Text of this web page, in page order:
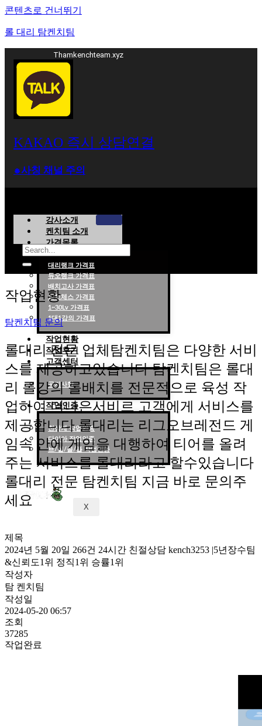
콘텐츠로 건너뛰기
롤 대리 탐켄치팀
Thamkenchteam.xyz
KAKAO 즉시 상담연결
⁕사칭 채널 주의
강사소개
켄치팀 소개
가격목록
대리랭크 가격표
듀오랭크 가격표
배치고사 가격표
롤토체스 가격표
1~30Lv 가격표
1대1강의 가격표
작업현황
작업후기
고객센터
공지사항
작업인증
천상계 작업인증
다이아 작업인증
브/실/골/플 작업인증
X
작업현황
탐켄치팀 문의
롤대리 전문 업체탐켄치팀은 다양한 서비
스를 제공하고있습니다 탐켄치팀은 롤대
리 롤강의 롤배치를 전문적으로 육성 작
업하여 더나은서비르 고객에게 서비스를
제공합니다 롤대리는 리그오브레전드 게
임속 안에 게임을 대행하여 티어를 올려
주는 서비스를 롤대리라고 할수있습니다
롤대리 전문 탐켄치팀 지금 바로 문의주
세요
제목
2024년 5월 20일 266건 24시간 친절상담 kench3253 |5년장수팀
&신뢰도1위 정직1위 승률1위
작성자
탐 켄치팀
작성일
2024-05-20 06:57
조회
37285
작업완료